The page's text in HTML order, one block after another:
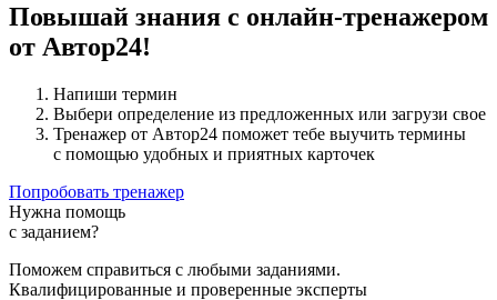
Повышай знания с онлайн-тренажером
от Автор24!
Напиши термин
Выбери определение из предложенных или загрузи свое
Тренажер от Автор24 поможет тебе выучить термины
с помощью удобных и приятных карточек
Попробовать тренажер
Нужна помощь
с заданием?
Поможем справиться с любыми заданиями.
Квалифицированные и проверенные эксперты